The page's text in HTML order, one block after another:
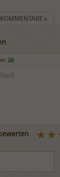
KOMMENTARE 0